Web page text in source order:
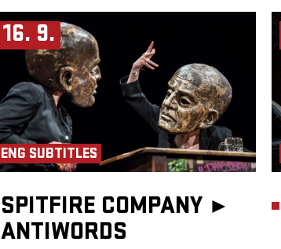
16. 9.
ENG SUBTITLES
SPITFIRE COMPANY ►
ANTIWORDS